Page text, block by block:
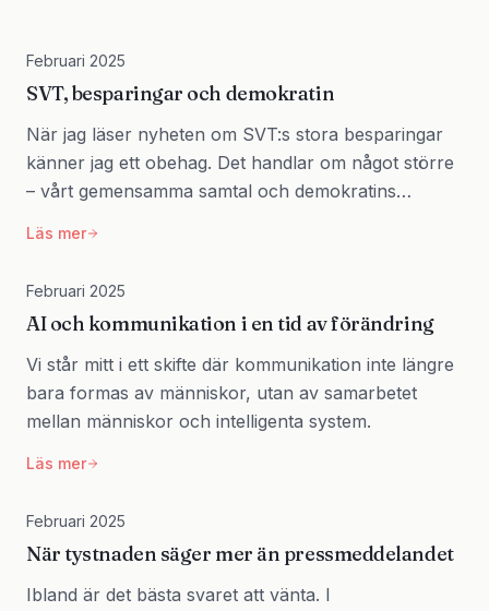
Februari 2025
SVT, besparingar och demokratin
När jag läser nyheten om SVT:s stora besparingar
känner jag ett obehag. Det handlar om något större
– vårt gemensamma samtal och demokratins
Läs mer
Februari 2025
AI och kommunikation i en tid av förändring
Vi står mitt i ett skifte där kommunikation inte längre
bara formas av människor, utan av samarbetet
mellan människor och intelligenta system.
Läs mer
Februari 2025
När tystnaden säger mer än pressmeddelandet
Ibland är det bästa svaret att vänta. I